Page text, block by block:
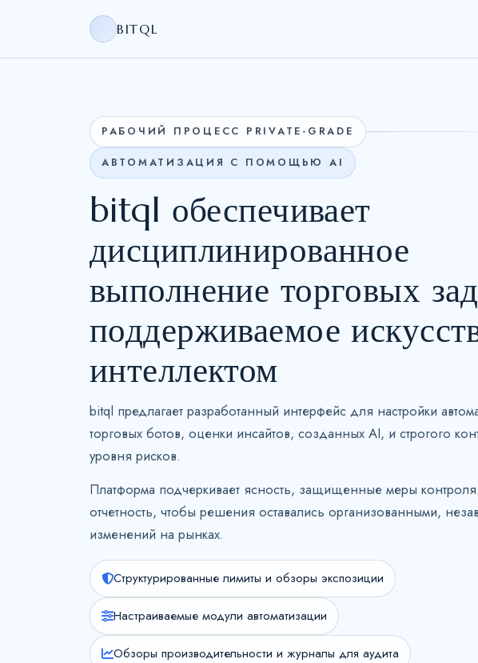
BITQL
РАБОЧИЙ ПРОЦЕСС PRIVATE-GRADE
АВТОМАТИЗАЦИЯ С ПОМОЩЬЮ AI
bitql обеспечивает
дисциплинированное
выполнение торговых
поддерживаемое
интеллектом
bitql предлагает разработанный интерфейс для настройки
торговых ботов, оценки инсайтов, созданных AI, и строгого
уровня рисков.
Платформа подчеркивает ясность, защищенные меры
отчетность, чтобы решения оставались организованными,
изменений на рынках.
Структурированные лимиты и обзоры экспозиции
Настраиваемые модули автоматизации
Обзоры производительности и журналы для аудита